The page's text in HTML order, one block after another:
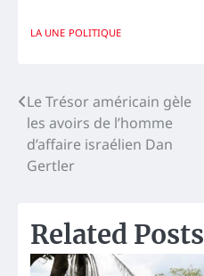
LA UNE POLITIQUE
Navigation
de
l’article
Le Trésor américain gèle
les avoirs de l’homme
d’affaire israélien Dan
Gertler
Related Posts